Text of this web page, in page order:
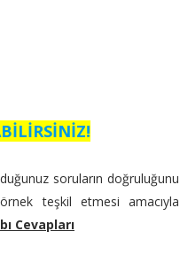
soruların doğruluğunu
teşkil etmesi amacıyla
Cevapları